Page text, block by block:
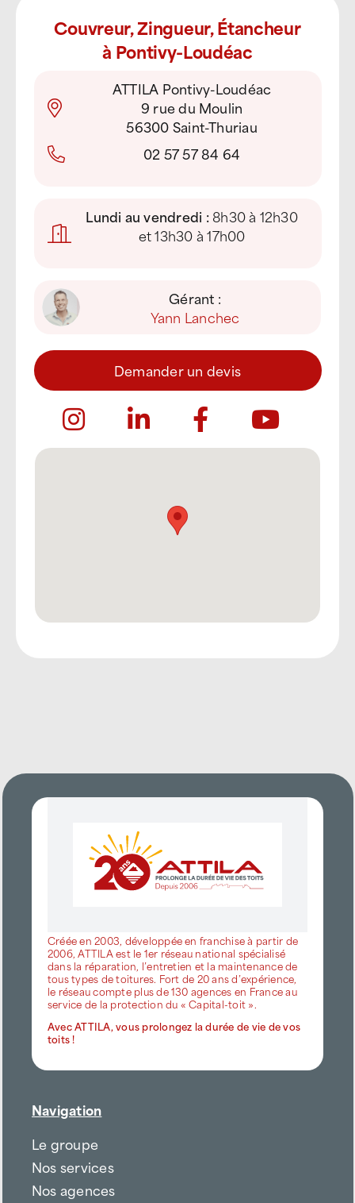
Couvreur, Zingueur, Étancheur
à Pontivy-Loudéac
ATTILA Pontivy-Loudéac
9 rue du Moulin
56300 Saint-Thuriau
02 57 57 84 64
Lundi au vendredi :8h30 à 12h30
et 13h30 à 17h00
Gérant :
Yann Lanchec
Demander un devis
Créée en 2003, développée en franchise à partir de
2006, ATTILA est le 1er réseau national spécialisé
dans la réparation, l’entretien et la maintenance de
tous types de toitures. Fort de 20 ans d’expérience,
le réseau compte plus de 130 agences en France au
service de la protection du « Capital-toit ».
Avec ATTILA, vous prolongez la durée de vie de vos
toits !
Navigation
Le groupe
Nos services
Nos agences